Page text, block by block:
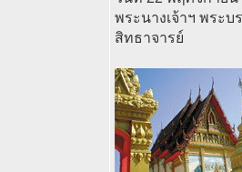
พระนางเจ้าฯ พระ
สิทธาจารย์